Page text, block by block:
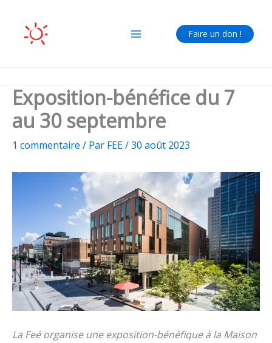
contenu
Faire un don !
Exposition-bénéfice du 7
au 30 septembre
1 commentaire / Par FEE/30 août 2023
La Feé organise une exposition-bénéfique à la Maison